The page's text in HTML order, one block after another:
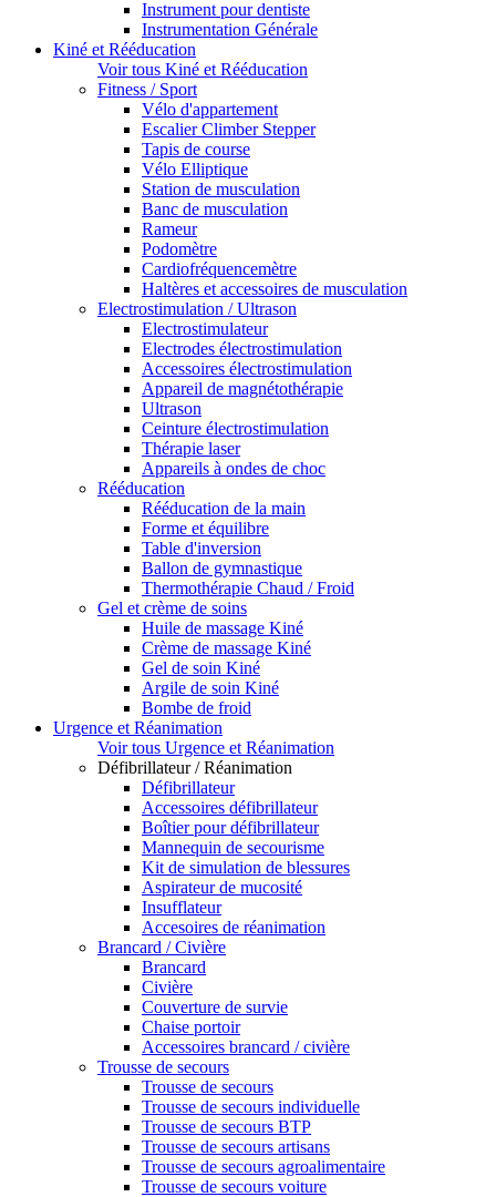
Instrument pour dentiste
Instrumentation Générale
Kiné et Rééducation
Voir tous Kiné et Rééducation
Fitness / Sport
Vélo d'appartement
Escalier Climber Stepper
Tapis de course
Vélo Elliptique
Station de musculation
Banc de musculation
Rameur
Podomètre
Cardiofréquencemètre
Haltères et accessoires de musculation
Electrostimulation / Ultrason
Electrostimulateur
Electrodes électrostimulation
Accessoires électrostimulation
Appareil de magnétothérapie
Ultrason
Ceinture électrostimulation
Thérapie laser
Appareils à ondes de choc
Rééducation
Rééducation de la main
Forme et équilibre
Table d'inversion
Ballon de gymnastique
Thermothérapie Chaud / Froid
Gel et crème de soins
Huile de massage Kiné
Crème de massage Kiné
Gel de soin Kiné
Argile de soin Kiné
Bombe de froid
Urgence et Réanimation
Voir tous Urgence et Réanimation
Défibrillateur / Réanimation
Défibrillateur
Accessoires défibrillateur
Boîtier pour défibrillateur
Mannequin de secourisme
Kit de simulation de blessures
Aspirateur de mucosité
Insufflateur
Accesoires de réanimation
Brancard / Civière
Brancard
Civière
Couverture de survie
Chaise portoir
Accessoires brancard / civière
Trousse de secours
Trousse de secours
Trousse de secours individuelle
Trousse de secours BTP
Trousse de secours artisans
Trousse de secours agroalimentaire
Trousse de secours voiture